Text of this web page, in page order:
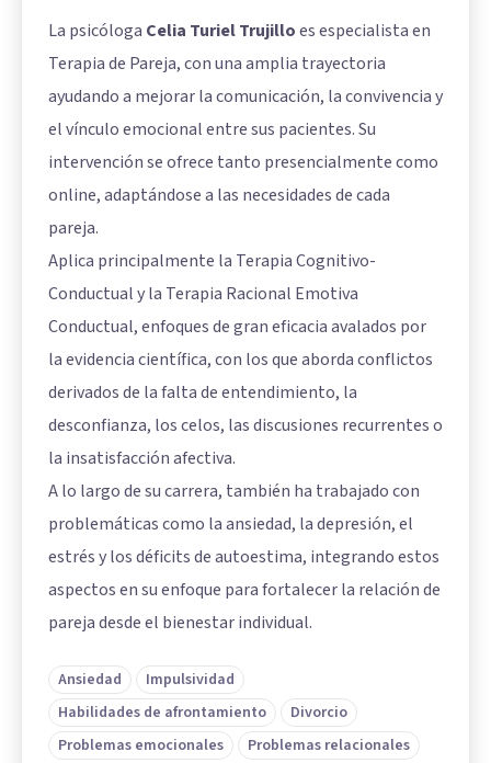
La psicóloga Celia Turiel Trujilloes especialista en
Terapia de Pareja, con una amplia trayectoria
ayudando a mejorar la comunicación, la convivencia y
el vínculo emocional entre sus pacientes. Su
intervención se ofrece tanto presencialmente como
online, adaptándose a las necesidades de cada
pareja.
Aplica principalmente la Terapia Cognitivo-
Conductual y la Terapia Racional Emotiva
Conductual, enfoques de gran eficacia avalados por
la evidencia científica, con los que aborda conflictos
derivados de la falta de entendimiento, la
desconfianza, los celos, las discusiones recurrentes o
la insatisfacción afectiva.
A lo largo de su carrera, también ha trabajado con
problemáticas como la ansiedad, la depresión, el
estrés y los déficits de autoestima, integrando estos
aspectos en su enfoque para fortalecer la relación de
pareja desde el bienestar individual.
Ansiedad
Impulsividad
Habilidades de afrontamiento
Divorcio
Problemas emocionales
Problemas relacionales